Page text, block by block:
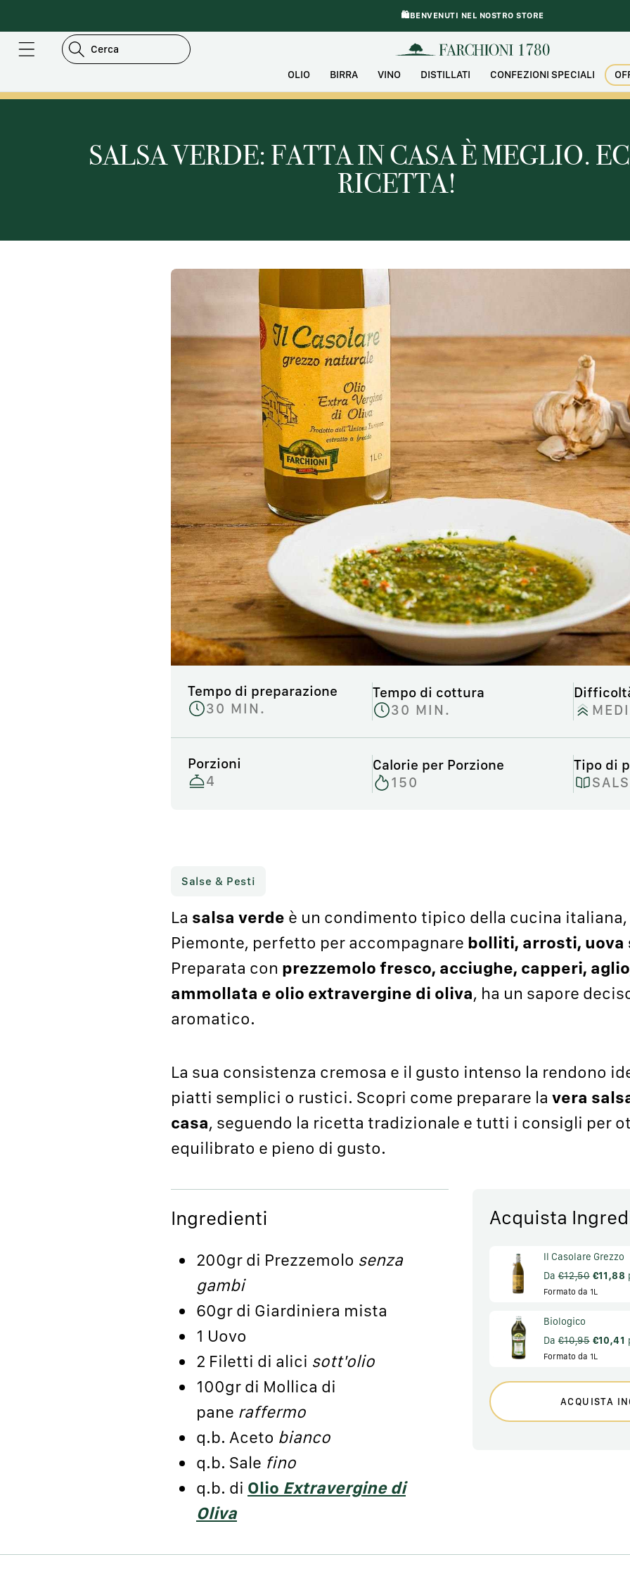
CONTENUTI
🛍️BENVENUTI NEL NOSTRO STORE
Cerca
OLIO
BIRRA VINO DISTILLATI CONFEZIONI SPECIALI
SALSA VERDE: FATTA IN CASA È MEGLIO.
RICETTA!
Tempo di preparazione
30 MIN.
Tempo di cottura
30 MIN.
Porzioni
4
Calorie per Porzione
150
Tipo di
Salse & Pesti
La salsa verde è un condimento tipico della cucina
Piemonte, perfetto per accompagnare bolliti, arrosti, uova
Preparata con prezzemolo fresco, acciughe, capperi,
ammollata e olio extravergine di oliva, ha un sapore
aromatico.
La sua consistenza cremosa e il gusto intenso la rendono
piatti semplici o rustici. Scopri come preparare la vera
casa, seguendo la ricetta tradizionale e tutti i consigli per
equilibrato e pieno di gusto.
Ingredienti
200gr di Prezzemolo senza
gambi
60gr di Giardiniera mista
1 Uovo
2 Filetti di alici sott'olio
100gr di Mollica di
pane raffermo
q.b. Aceto bianco
q.b. Sale fino
q.b. di Olio Extravergine di
Oliva
Acquista
Il Casolare Grezzo
Da €12,50 €11,88
Formato da 1L
Biologico
Da €10,95 €10,41
Formato da 1L
ACQUISTA